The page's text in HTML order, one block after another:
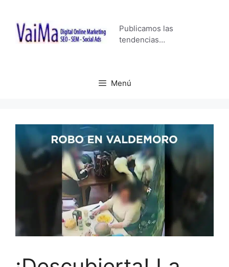
contenido
Publicamos las
tendencias…
Menú